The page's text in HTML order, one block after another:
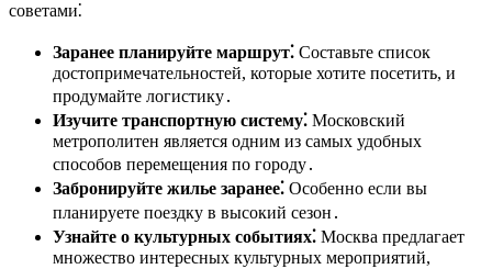
советами⁚
Заранее планируйте маршрут⁚ Составьте список
достопримечательностей, которые хотите посетить, и
продумайте логистику․
Изучите транспортную систему⁚ Московский
метрополитен является одним из самых удобных
способов перемещения по городу․
Забронируйте жилье заранее⁚ Особенно если вы
планируете поездку в высокий сезон․
Узнайте о культурных событиях⁚ Москва предлагает
множество интересных культурных мероприятий,